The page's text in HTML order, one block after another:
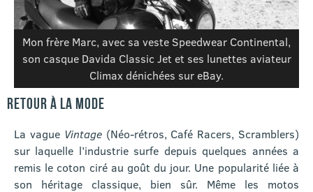
Mon frère Marc, avec sa veste Speedwear Continental,
son casque Davida Classic Jet et ses lunettes aviateur
Climax dénichées sur eBay.
RETOUR À LA MODE
La vague Vintage(Néo-rétros, Café Racers, Scramblers)
sur laquelle l’industrie surfe depuis quelques années a
remis le coton ciré au goût du jour. Une popularité liée à
son héritage classique, bien sûr. Même les motos